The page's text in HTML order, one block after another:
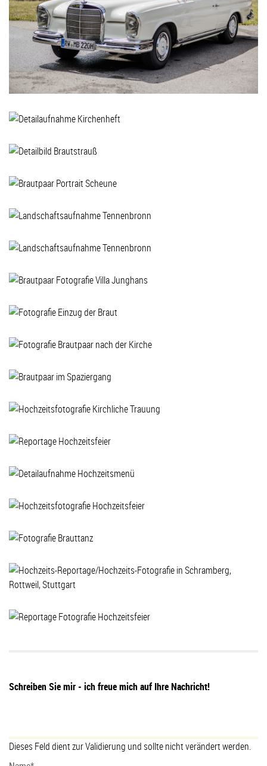
Schreiben Sie mir - ich freue mich auf Ihre Nachricht!
Dieses Feld dient zur Validierung und sollte nicht verändert werden.